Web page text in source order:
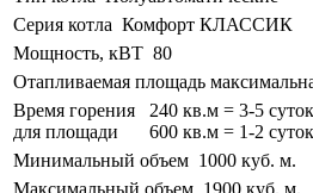
Серия котла Комфорт КЛАССИК
Мощность, кВТ 80
Отапливаемая площадь
Время горения
для площади
240 кв.м = 3-5
600 кв.м = 1-2
Минимальный объем 1000 куб. м.
Максимальный объем 1900 куб. м.